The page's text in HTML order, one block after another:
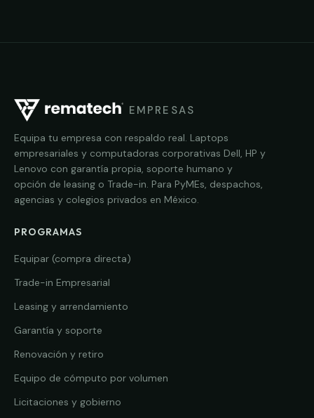
EMPRESAS
Equipa tu empresa con respaldo real. Laptops
empresariales y computadoras corporativas Dell, HP y
Lenovo con garantía propia, soporte humano y
opción de leasing o Trade-in. Para PyMEs, despachos,
agencias y colegios privados en México.
PROGRAMAS
Equipar (compra directa)
Trade-in Empresarial
Leasing y arrendamiento
Garantía y soporte
Renovación y retiro
Equipo de cómputo por volumen
Licitaciones y gobierno